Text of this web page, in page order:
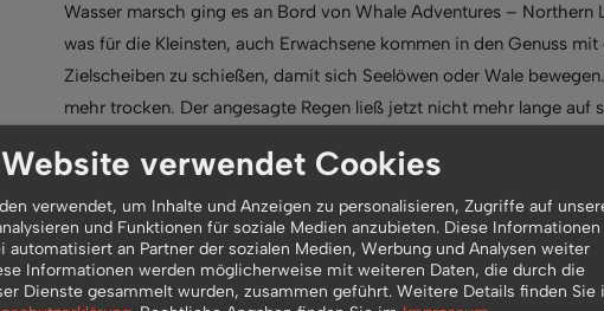
Wasser marsch ging es an Bord von Whale Adventures –
was für die Kleinsten, auch Erwachsene kommen in den Genuss
Zielscheiben zu schießen, damit sich Seelöwen oder Wale
mehr trocken. Der angesagte Regen ließ jetzt nicht mehr lange auf
Euro-Tower ins Trockene zurückziehen und in einer Höhe von 75
einmal von oben genießen.
Abschließend konnten wir auf einen wunderschönen Tag im
Wartezeit von ca. 30 min bei der Blue-Fire konnten wir viele
für Groß und klein sehr zu empfehlen. Wir kommen wieder.
verwendet Cookies
verwendet, um Inhalte und Anzeigen zu personalisieren, Zugriffe auf
und Funktionen für soziale Medien anzubieten. Diese Informationen
automatisiert an Partner der sozialen Medien, Werbung und Analysen weiter
Informationen werden möglicherweise mit weiteren Daten, die durch die
Dienste gesammelt wurden, zusammen geführt. Weitere Details finden Sie